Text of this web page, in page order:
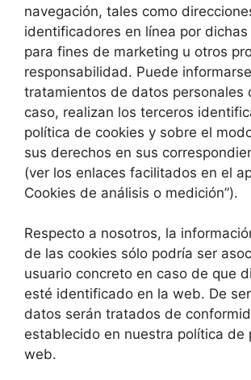
navegación, tales como
identificadores en línea por dichas
para fines de marketing u otros
responsabilidad. Puede
tratamientos de datos personales
caso, realizan los terceros
política de cookies y sobre el
sus derechos en sus
(ver los enlaces facilitados en el
Cookies de análisis o medición”).
Respecto a nosotros, la
de las cookies sólo podría ser
usuario concreto en caso de que
esté identificado en la web. De
datos serán tratados de
establecido en nuestra política de
web.